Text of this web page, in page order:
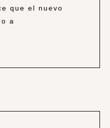
que el nuevo
a